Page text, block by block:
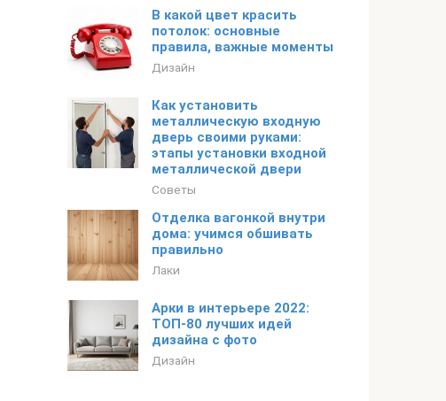
В какой цвет красить
потолок: основные
правила, важные моменты
Дизайн
Как установить
металлическую входную
дверь своими руками:
этапы установки входной
металлической двери
Советы
Отделка вагонкой внутри
дома: учимся обшивать
правильно
Лаки
Арки в интерьере 2022:
ТОП-80 лучших идей
дизайна с фото
Дизайн